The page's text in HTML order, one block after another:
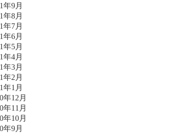
年9月
年8月
年7月
年6月
年5月
年4月
年3月
年2月
年1月
年12月
年11月
年10月
年9月